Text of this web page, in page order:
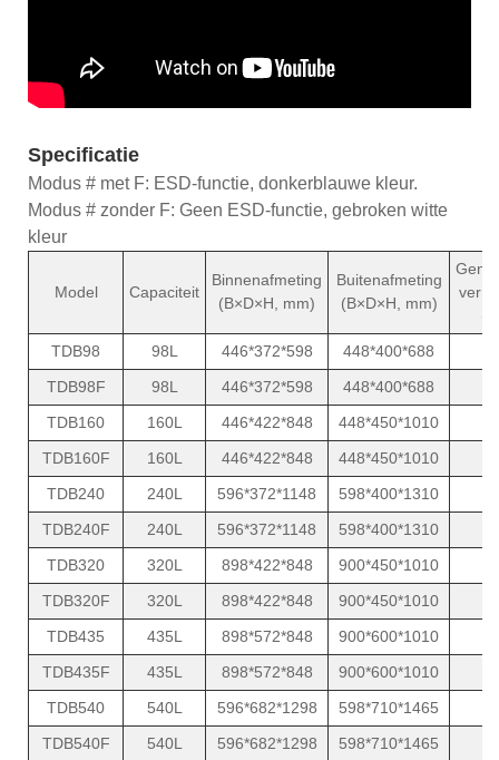
Specificatie
Modus # met F: ESD-functie, donkerblauwe kleur.
Modus # zonder F: Geen ESD-functie, gebroken witte
kleur
Model Capaciteit
Binnenafmeting
(B×D×H, mm)
Buitenafmeting
(B×D×H, mm)
TDB98
98L 446*372*598 448*400*688
TDB98F
98L 446*372*598 448*400*688
TDB160
160L 446*422*848 448*450*1010
TDB160F
160L 446*422*848 448*450*1010
TDB240
240L 596*372*1148 598*400*1310
TDB240F
240L 596*372*1148 598*400*1310
TDB320
320L 898*422*848 900*450*1010
TDB320F
320L 898*422*848 900*450*1010
TDB435
435L 898*572*848 900*600*1010
TDB435F
435L 898*572*848 900*600*1010
TDB540
540L 596*682*1298 598*710*1465
TDB540F
540L 596*682*1298 598*710*1465